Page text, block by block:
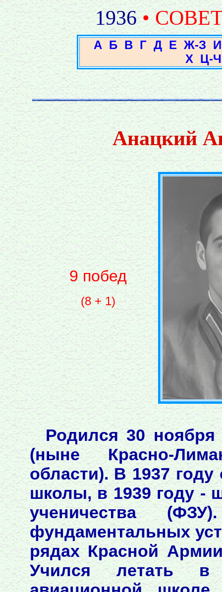
1936 •
А Б В Г Д Е Ж-З И
Х Ц-Ч
Анацкий
9 побед
(8 + 1)
Родился 30
(ныне Красно-
области). В 1937
школы, в 1939 году -
ученичества
фундаментальных
рядах Красной
Учился летать в